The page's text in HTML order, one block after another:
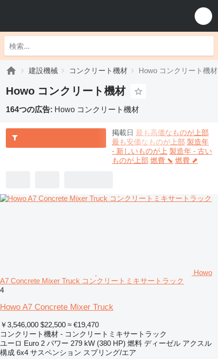
建設機械 コンクリート機材 Howo コンクリート機材
Howo コンクリート機材
164つの広告: Howo コンクリート機材
掲載日 最も高価なものが上部
最も安価なものが上部 製造年
- 新しいものが上 製造年 - 古い
ものが上部 燃費 ⬊ 燃費 ⬈
Howo
A7 Concrete Mixer Truck コンクリートミキサートラック
4
Howo A7 Concrete Mixer Truck
￥3,546,000 $22,500 ≈ €19,470
コンクリート機材 - コンクリートミキサートラック
ユーロ Euro 2 パワー 279 kW (380 HP) 燃料 ディーゼル アクスル
構成 6x4 サスペンション スプリング/エア